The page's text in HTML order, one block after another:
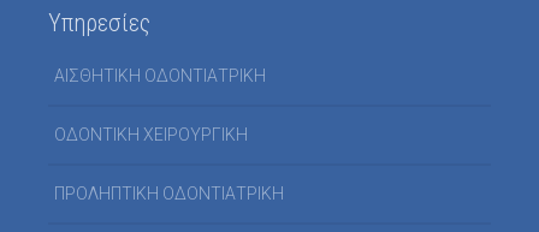
Υπηρεσίες
ΑΙΣΘΗΤΙΚΗ ΟΔΟΝΤΙΑΤΡΙΚΗ
ΟΔΟΝΤΙΚΗ ΧΕΙΡΟΥΡΓΙΚΗ
ΠΡΟΛΗΠΤΙΚΗ ΟΔΟΝΤΙΑΤΡΙΚΗ